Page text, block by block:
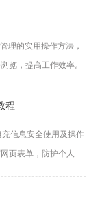
理的实用操作方法，
览，提高工作效率。
程
充信息安全使用及操作
页表单，防护个人账